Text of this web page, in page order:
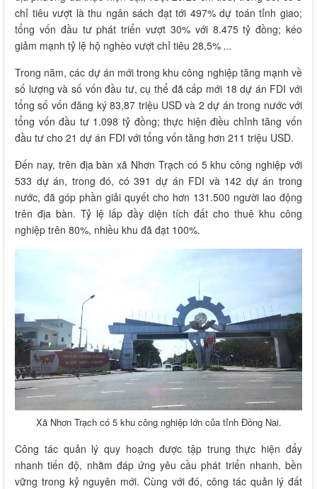
chỉ tiêu vượt là thu ngân sách đạt tới 497% dự toán tỉnh giao;
tổng vốn đầu tư phát triển vượt 30% với 8.475 tỷ đồng; kéo
giảm mạnh tỷ lệ hộ nghèo vượt chỉ tiêu 28,5% ...
Trong năm, các dự án mới trong khu công nghiệp tăng mạnh về
số lượng và số vốn đầu tư, cụ thể đã cấp mới 18 dự án FDI với
tổng số vốn đăng ký 83,87 triệu USD và 2 dự án trong nước với
tổng vốn đầu tư 1.098 tỷ đồng; thực hiện điều chỉnh tăng vốn
đầu tư cho 21 dự án FDI với tổng vốn tăng hơn 211 triệu USD.
Đến nay, trên địa bàn xã Nhơn Trạch có 5 khu công nghiệp với
533 dự án, trong đó, có 391 dự án FDI và 142 dự án trong
nước, đã góp phần giải quyết cho hơn 131.500 người lao động
trên địa bàn. Tỷ lệ lấp đầy diện tích đất cho thuê khu công
nghiệp trên 80%, nhiều khu đã đạt 100%.
Xã Nhơn Trạch có 5 khu công nghiệp lớn của tỉnh Đồng Nai.
Công tác quản lý quy hoạch được tập trung thực hiện đẩy
nhanh tiến độ, nhằm đáp ứng yêu cầu phát triển nhanh, bền
vững trong kỷ nguyên mới. Cùng với đó, công tác quản lý đất